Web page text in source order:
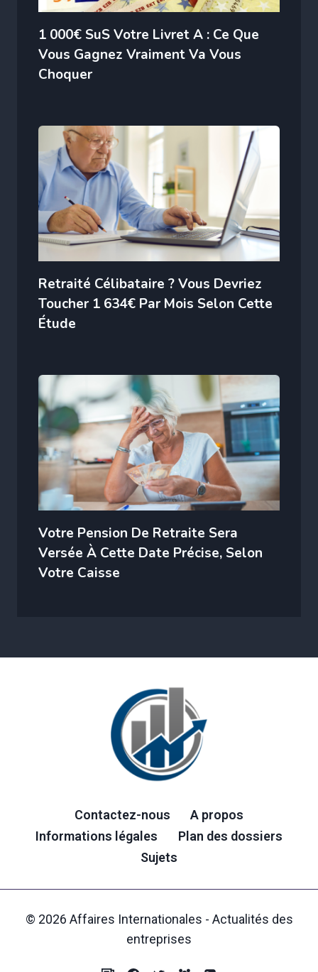
1 000€ SuS Votre Livret A : Ce Que
Vous Gagnez Vraiment Va Vous
Choquer
Retraité Célibataire ? Vous Devriez
Toucher 1 634€ Par Mois Selon Cette
Étude
Votre Pension De Retraite Sera
Versée À Cette Date Précise, Selon
Votre Caisse
Contactez-nous
A propos
Informations légales
Plan des dossiers
Sujets
© 2026 Affaires Internationales - Actualités des
entreprises